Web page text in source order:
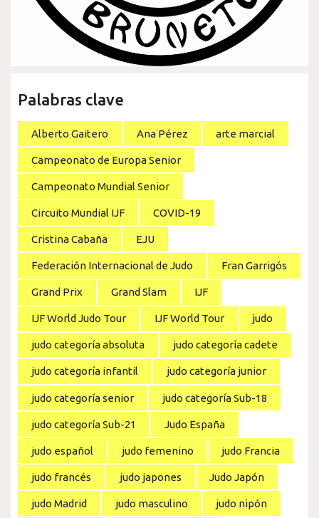
Palabras clave
Alberto Gaitero Ana Pérez arte marcial
Campeonato de Europa Senior
Campeonato Mundial Senior
Circuito Mundial IJF COVID-19
Cristina Cabaña EJU
Federación Internacional de Judo Fran Garrigós
Grand Prix Grand Slam IJF
IJF World Judo Tour IJF World Tour judo
judo categoría absoluta judo categoría cadete
judo categoría infantil judo categoría junior
judo categoría senior judo categoría Sub-18
judo categoría Sub-21 Judo España
judo español judo femenino judo Francia
judo francés judo japones Judo Japón
judo Madrid judo masculino judo nipón